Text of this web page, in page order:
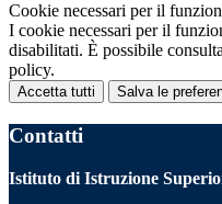
Cookie necessari per il
I cookie necessari per il
disabilitati. È possibile
policy.
Accetta tutti Salva le
Contatti
Istituto di Istruzione